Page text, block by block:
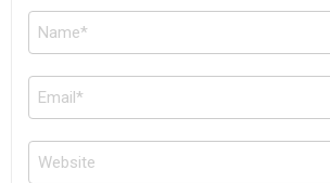
Name
*
Email
*
Website